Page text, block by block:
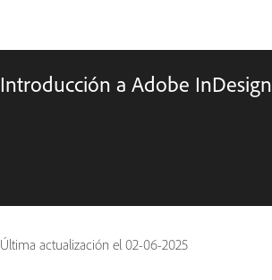
Introducción a Adobe InDesign
Última actualización el 02-06-2025